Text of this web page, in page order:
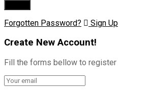
Forgotten Password? Sign Up
Create New Account!
Fill the forms bellow to register